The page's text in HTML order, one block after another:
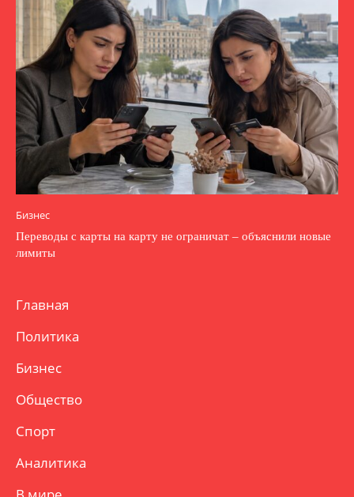
Бизнес
Переводы с карты на карту не ограничат – объяснили новые
лимиты
Главная
Политика
Бизнес
Общество
Спорт
Аналитика